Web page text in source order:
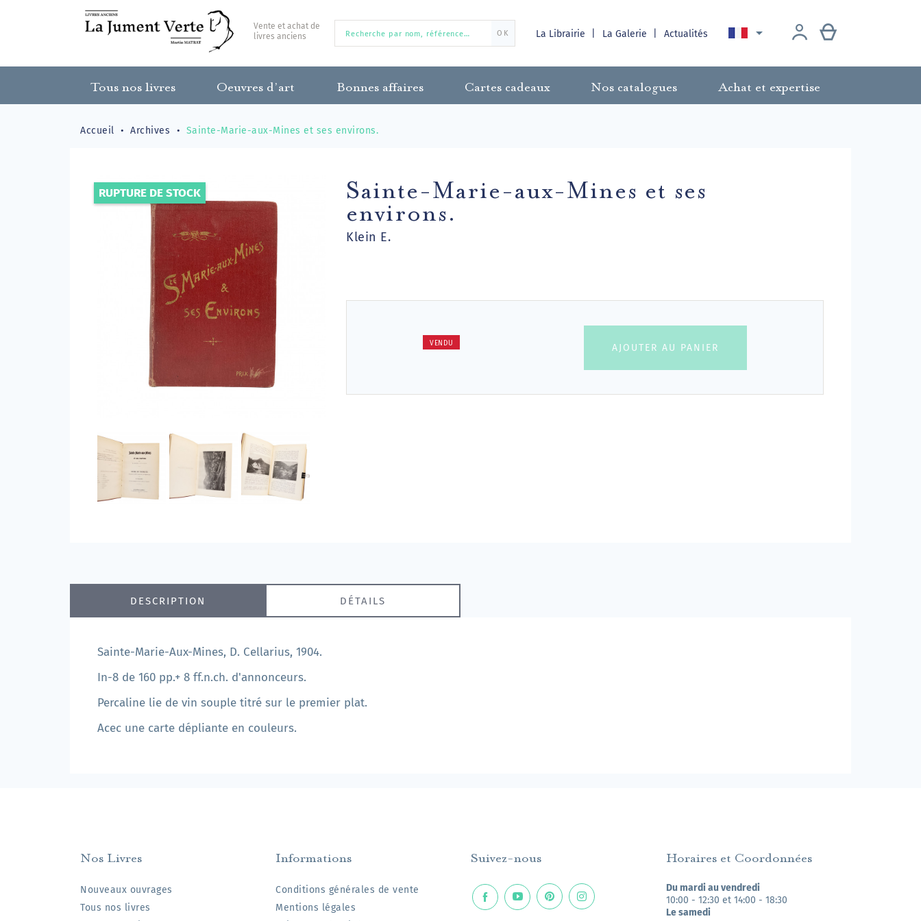
Vente et achat de
livres anciens
OK La Librairie La Galerie Actualités 
Tous nos livres Oeuvres d’art Bonnes affaires Cartes cadeaux Nos catalogues Achat et expertise
Accueil Archives Sainte-Marie-aux-Mines et ses environs.
RUPTURE DE STOCK Sainte-Marie-aux-Mines et ses
environs.
Klein E.
VENDU AJOUTER AU PANIER
DESCRIPTION DÉTAILS
Sainte-Marie-Aux-Mines, D. Cellarius, 1904.
In-8 de 160 pp.+ 8 ff.n.ch. d'annonceurs.
Percaline lie de vin souple titré sur le premier plat.
Acec une carte dépliante en couleurs.
Nos Livres
Nouveaux ouvrages
Tous nos livres
Informations
Conditions générales de vente
Mentions légales
Suivez-nous Horaires et Coordonnées
Du mardi au vendredi
10:00 - 12:30 et 14:00 - 18:30
Le samedi